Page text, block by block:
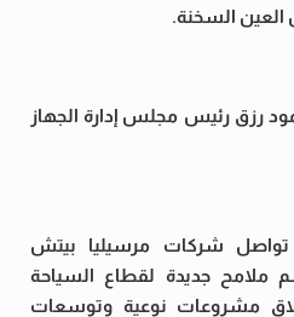
السخنة.
رزق رئيس مجلس إدارة الجهاز
شركات مرسيليا بيتش
ملامح جديدة لقطاع السياحة
مشروعات نوعية وتوسعات